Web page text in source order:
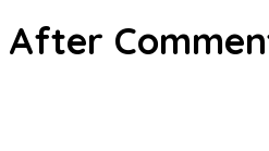
After